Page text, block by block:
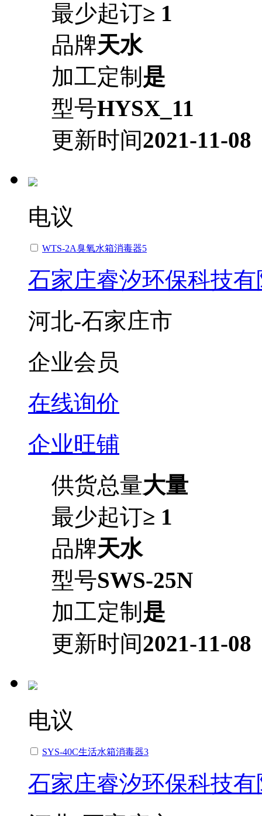
最少起订≥ 1
品牌天水
加工定制 是
型号HYSX_11
更新时间2021-11-08
电议
WTS-2A臭氧水箱消毒器5
石家庄睿汐环保科技
河北-石家庄市
企业会员
在线询价
企业旺铺
供货总量大量
最少起订≥ 1
品牌天水
型号SWS-25N
加工定制 是
更新时间2021-11-08
电议
SYS-40C生活水箱消毒器3
石家庄睿汐环保科技